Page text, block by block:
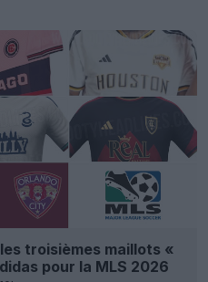
troisièmes maillots «
pour la MLS 2026